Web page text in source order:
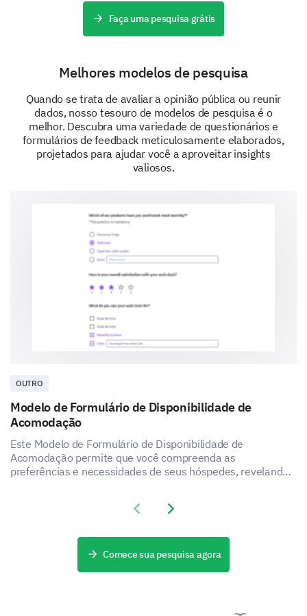
If you have a dietary restriction not listed
above, please specify:
Meal Experience Feedback
Please rate your level of satisfaction with the
cafeteria on the following aspects:
1 (Very Dissatisfied)
2 (Dissatisfied)
4 (Satisfied)
5 (Very Satisfied)
Variety of food options
Quality of meals
Meal portion sizes
Cleanliness of the cafeteria
Faça uma pesquisa grátis
Melhores modelos de pesquisa
Quando se trata de avaliar a opinião pública ou reunir
dados, nosso tesouro de modelos de pesquisa é o
melhor. Descubra uma variedade de questionários e
formulários de feedback meticulosamente elaborados,
projetados para ajudar você a aproveitar insights
valiosos.
OUTRO
Modelo de Formulário de Disponibilidade de
Acomodação
Este Modelo de Formulário de Disponibilidade de
Acomodação permite que você compreenda as
preferências e necessidades de seus hóspedes, revelando
Previous slide
Next slide
Comece sua pesquisa agora